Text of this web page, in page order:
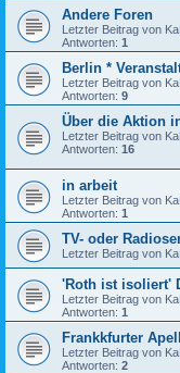
Andere Foren
Letzter Beitrag von
Antworten: 1
Berlin *
Letzter Beitrag von
Antworten: 9
Über die Aktion
Letzter Beitrag von
Antworten: 16
in arbeit
Letzter Beitrag von
Antworten: 1
TV- oder
Letzter Beitrag von
'Roth ist isoliert'
Letzter Beitrag von
Antworten: 1
Frankkfurter Apell
Letzter Beitrag von
Antworten: 2